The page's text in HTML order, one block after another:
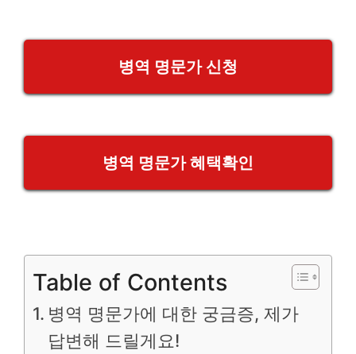
병역 명문가 신청
병역 명문가 혜택확인
Table of Contents
병역 명문가에 대한 궁금증, 제가
답변해 드릴게요!